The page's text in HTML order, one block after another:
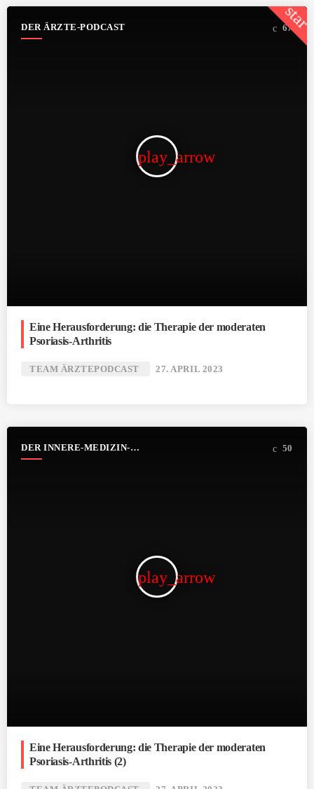
DER ÄRZTE-PODCAST
play_arrow
67
star
Eine Herausforderung: die Therapie der moderaten
Psoriasis-Arthritis
TEAM ÄRZTEPODCAST 27. APRIL 2023
DER INNERE-MEDIZIN-
PODCAST
play_arrow
50
Eine Herausforderung: die Therapie der moderaten
Psoriasis-Arthritis (2)